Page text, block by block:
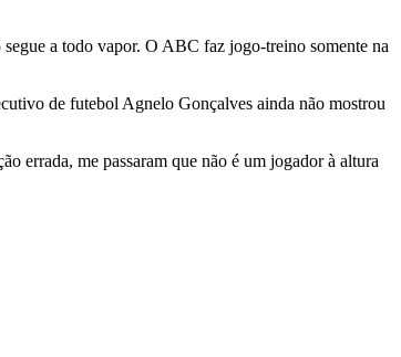
a todo vapor. O ABC faz jogo-treino somente na
de futebol Agnelo Gonçalves ainda não mostrou
errada, me passaram que não é um jogador à altura